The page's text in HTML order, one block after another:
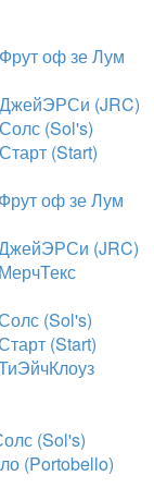
оф зе Лум
(JRC)
(Sol's)
(Start)
оф зе Лум
(JRC)
(Sol's)
(Start)
(Sol's)
(Portobello)